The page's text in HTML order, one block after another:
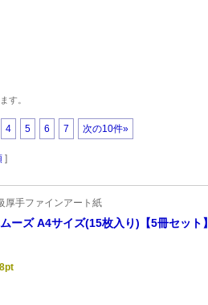
す。
4 5 6 7 次の10件»
]
厚手ファインアート紙
ーズ A4サイズ(15枚入り)【5冊セット】